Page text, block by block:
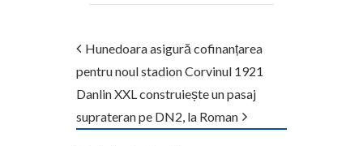
Hunedoara asigură cofinanțarea
pentru noul stadion Corvinul 1921
Danlin XXL construiește un pasaj
suprateran pe DN2, la Roman